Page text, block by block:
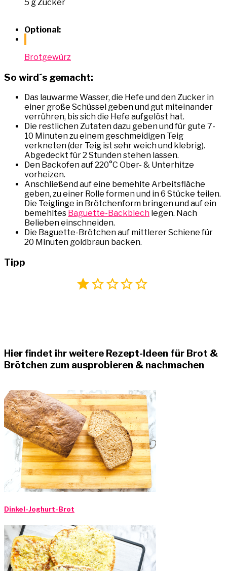
5 g Zucker
Optional:
Brotgewürz
So wird´s gemacht:
Das lauwarme Wasser, die Hefe und den Zucker in
einer große Schüssel geben und gut miteinander
verrühren, bis sich die Hefe aufgelöst hat.
Die restlichen Zutaten dazu geben und für gute 7-
10 Minuten zu einem geschmeidigen Teig
verkneten (der Teig ist sehr weich und klebrig).
Abgedeckt für 2 Stunden stehen lassen.⠀
Den Backofen auf 220°C Ober- & Unterhitze
vorheizen.
Anschließend auf eine bemehlte Arbeitsfläche
geben, zu einer Rolle formen und in 6 Stücke teilen.
Die Teiglinge in Brötchenform bringen und auf ein
bemehltes Baguette-Backblech legen. Nach
Belieben einschneiden.
Die Baguette-Brötchen auf mittlerer Schiene für
20 Minuten goldbraun backen.⠀
Tipp
Hier findet ihr weitere Rezept-Ideen für Brot &
Brötchen zum ausprobieren & nachmachen
Dinkel-Joghurt-Brot